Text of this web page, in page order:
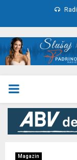
PRIMARY
MENU
Magazin